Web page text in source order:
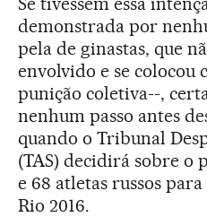
demonstrada por
pela de ginastas, que
envolvido e se colocou
punição coletiva--,
nenhum passo antes
quando o Tribunal
(TAS) decidirá sobre o
e 68 atletas russos
Rio 2016.